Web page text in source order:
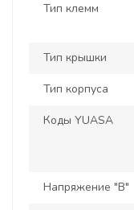
Тип клемм
Тип крышки
Тип корпуса
Коды YUASA
Напряжение "В"